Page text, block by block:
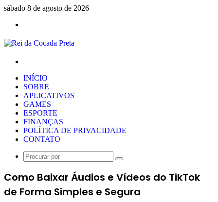
sábado 8 de agosto de 2026
INÍCIO
SOBRE
APLICATIVOS
GAMES
ESPORTE
FINANÇAS
POLÍTICA DE PRIVACIDADE
CONTATO
Procurar
Como Baixar Áudios e Vídeos do TikTok
de Forma Simples e Segura